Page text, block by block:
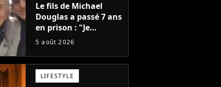
Le fils de Michael
Douglas a passé 7 ans
en prison : "Je
distribuais des joints
5 août 2026
LIFESTYLE